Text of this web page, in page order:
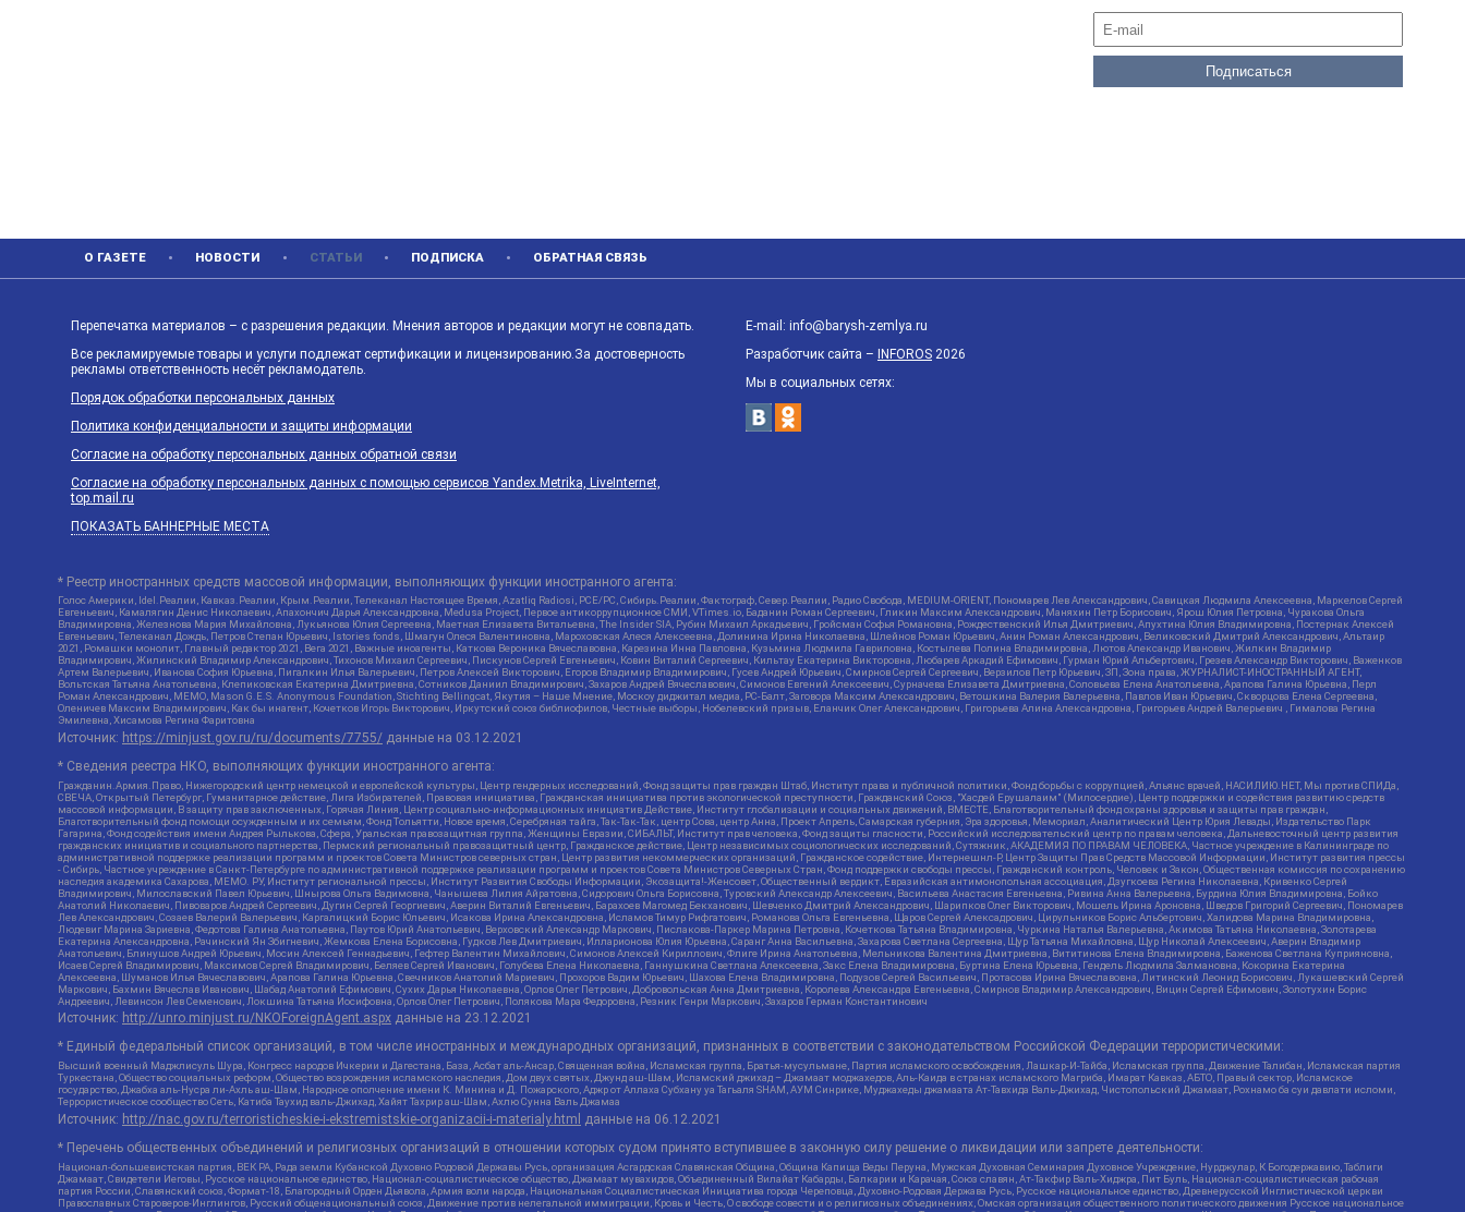
О ГАЗЕТЕ НОВОСТИ СТАТЬИ ПОДПИСКА ОБРАТНАЯ СВЯЗЬ
Перепечатка материалов – с разрешения редакции. Мнения авторов и редакции могут не совпадать.
Все рекламируемые товары и услуги подлежат сертификации и лицензированию.За достоверность
рекламы ответственность несёт рекламодатель.
Порядок обработки персональных данных
Политика конфиденциальности и защиты информации
Согласие на обработку персональных данных обратной связи
Согласие на обработку персональных данных с помощью сервисов Yandex.Metrika, LiveInternet,
top.mail.ru
ПОКАЗАТЬ БАННЕРНЫЕ МЕСТА
E-mail: info@barysh-zemlya.ru
Разработчик сайта – INFOROS 2026
Мы в социальных сетях:
* Реестр иностранных средств массовой информации, выполняющих функции иностранного агента:
Голос Америки, Idel.Реалии, Кавказ.Реалии, Крым.Реалии, Телеканал Настоящее Время, Azatliq Radiosi, PCE/PC, Сибирь.Реалии, Фактограф, Север.Реалии, Радио Свобода, MEDIUM-ORIENT, Пономарев Лев Александрович, Савицкая Людмила Алексеевна, Маркелов Сергей
Евгеньевич, Камалягин Денис Николаевич, Апахончич Дарья Александровна, Medusa Project, Первое антикоррупционное СМИ, VTimes.io, Баданин Роман Сергеевич, Гликин Максим Александрович, Маняхин Петр Борисович, Ярош Юлия Петровна, Чуракова Ольга
Владимировна, Железнова Мария Михайловна, Лукьянова Юлия Сергеевна, Маетная Елизавета Витальевна, The Insider SIA, Рубин Михаил Аркадьевич, Гройсман Софья Романовна, Рождественский Илья Дмитриевич, Апухтина Юлия Владимировна, Постернак Алексей
Евгеньевич, Телеканал Дождь, Петров Степан Юрьевич, Istories fonds, Шмагун Олеся Валентиновна, Мароховская Алеся Алексеевна, Долинина Ирина Николаевна, Шлейнов Роман Юрьевич, Анин Роман Александрович, Великовский Дмитрий Александрович, Альтаир
2021, Ромашки монолит, Главный редактор 2021, Вега 2021, Важные иноагенты, Каткова Вероника Вячеславовна, Карезина Инна Павловна, Кузьмина Людмила Гавриловна, Костылева Полина Владимировна, Лютов Александр Иванович, Жилкин Владимир
Владимирович, Жилинский Владимир Александрович, Тихонов Михаил Сергеевич, Пискунов Сергей Евгеньевич, Ковин Виталий Сергеевич, Кильтау Екатерина Викторовна, Любарев Аркадий Ефимович, Гурман Юрий Альбертович, Грезев Александр Викторович, Важенков
Артем Валерьевич, Иванова София Юрьевна, Пигалкин Илья Валерьевич, Петров Алексей Викторович, Егоров Владимир Владимирович, Гусев Андрей Юрьевич, Смирнов Сергей Сергеевич, Верзилов Петр Юрьевич, ЗП, Зона права, ЖУРНАЛИСТ-ИНОСТРАННЫЙ АГЕНТ,
Вольтская Татьяна Анатольевна, Клепиковская Екатерина Дмитриевна, Сотников Даниил Владимирович, Захаров Андрей Вячеславович, Симонов Евгений Алексеевич, Сурначева Елизавета Дмитриевна, Соловьева Елена Анатольевна, Арапова Галина Юрьевна, Перл
Роман Александрович, МЕМО, Mason G.E.S. Anonymous Foundation, Stichting Bellingcat, Якутия – Наше Мнение, Москоу диджитал медиа, РС-Балт, Заговора Максим Александрович, Ветошкина Валерия Валерьевна, Павлов Иван Юрьевич, Скворцова Елена Сергеевна,
Оленичев Максим Владимирович, Как бы инагент, Кочетков Игорь Викторович, Иркутский союз библиофилов, Честные выборы, Нобелевский призыв, Еланчик Олег Александрович, Григорьева Алина Александровна, Григорьев Андрей Валерьевич , Гималова Регина
Эмилевна, Хисамова Регина Фаритовна
Источник: https://minjust.gov.ru/ru/documents/7755/ данные на 03.12.2021
* Сведения реестра НКО, выполняющих функции иностранного агента:
Гражданин.Армия.Право, Нижегородский центр немецкой и европейской культуры, Центр гендерных исследований, Фонд защиты прав граждан Штаб, Институт права и публичной политики, Фонд борьбы с коррупцией, Альянс врачей, НАСИЛИЮ.НЕТ, Мы против СПИДа,
СВЕЧА, Открытый Петербург, Гуманитарное действие, Лига Избирателей, Правовая инициатива, Гражданская инициатива против экологической преступности, Гражданский Союз, "Хасдей Ерушалаим" (Милосердие), Центр поддержки и содействия развитию средств
массовой информации, В защиту прав заключенных, Горячая Линия, Центр социально-информационных инициатив Действие, Институт глобализации и социальных движений, ВМЕСТЕ, Благотворительный фонд охраны здоровья и защиты прав граждан,
Благотворительный фонд помощи осужденным и их семьям, Фонд Тольятти, Новое время, Серебряная тайга, Так-Так-Так, центр Сова, центр Анна, Проект Апрель, Самарская губерния, Эра здоровья, Мемориал, Аналитический Центр Юрия Левады, Издательство Парк
Гагарина, Фонд содействия имени Андрея Рылькова, Сфера, Уральская правозащитная группа, Женщины Евразии, СИБАЛЬТ, Институт прав человека, Фонд защиты гласности, Российский исследовательский центр по правам человека, Дальневосточный центр развития
гражданских инициатив и социального партнерства, Пермский региональный правозащитный центр, Гражданское действие, Центр независимых социологических исследований, Сутяжник, АКАДЕМИЯ ПО ПРАВАМ ЧЕЛОВЕКА, Частное учреждение в Калининграде по
административной поддержке реализации программ и проектов Совета Министров северных стран, Центр развития некоммерческих организаций, Гражданское содействие, Интернешнл-Р, Центр Защиты Прав Средств Массовой Информации, Институт развития прессы
- Сибирь, Частное учреждение в Санкт-Петербурге по административной поддержке реализации программ и проектов Совета Министров Северных Стран, Фонд поддержки свободы прессы, Гражданский контроль, Человек и Закон, Общественная комиссия по сохранению
наследия академика Сахарова, МЕМО. РУ, Институт региональной прессы, Институт Развития Свободы Информации, Экозащита!-Женсовет, Общественный вердикт, Евразийская антимонопольная ассоциация, Дзугкоева Регина Николаевна, Кривенко Сергей
Владимирович, Милославский Павел Юрьевич, Шнырова Ольга Вадимовна, Чанышева Лилия Айратовна, Сидорович Ольга Борисовна, Туровский Александр Алексеевич, Васильева Анастасия Евгеньевна, Ривина Анна Валерьевна, Бурдина Юлия Владимировна, Бойко
Анатолий Николаевич, Пивоваров Андрей Сергеевич, Дугин Сергей Георгиевич, Аверин Виталий Евгеньевич, Барахоев Магомед Бекханович, Шевченко Дмитрий Александрович, Шарипков Олег Викторович, Мошель Ирина Ароновна, Шведов Григорий Сергеевич, Пономарев
Лев Александрович, Созаев Валерий Валерьевич, Каргалицкий Борис Юльевич, Исакова Ирина Александровна, Исламов Тимур Рифгатович, Романова Ольга Евгеньевна, Щаров Сергей Алексадрович, Цирульников Борис Альбертович, Халидова Марина Владимировна,
Людевиг Марина Зариевна, Федотова Галина Анатольевна, Паутов Юрий Анатольевич, Верховский Александр Маркович, Пислакова-Паркер Марина Петровна, Кочеткова Татьяна Владимировна, Чуркина Наталья Валерьевна, Акимова Татьяна Николаевна, Золотарева
Екатерина Александровна, Рачинский Ян Збигневич, Жемкова Елена Борисовна, Гудков Лев Дмитриевич, Илларионова Юлия Юрьевна, Саранг Анна Васильевна, Захарова Светлана Сергеевна, Щур Татьяна Михайловна, Щур Николай Алексеевич, Аверин Владимир
Анатольевич, Блинушов Андрей Юрьевич, Мосин Алексей Геннадьевич, Гефтер Валентин Михайлович, Симонов Алексей Кириллович, Флиге Ирина Анатольевна, Мельникова Валентина Дмитриевна, Вититинова Елена Владимировна, Баженова Светлана Куприяновна,
Исаев Сергей Владимирович, Максимов Сергей Владимирович, Беляев Сергей Иванович, Голубева Елена Николаевна, Ганнушкина Светлана Алексеевна, Закс Елена Владимировна, Буртина Елена Юрьевна, Гендель Людмила Залмановна, Кокорина Екатерина
Алексеевна, Шуманов Илья Вячеславович, Арапова Галина Юрьевна, Свечников Анатолий Мариевич, Прохоров Вадим Юрьевич, Шахова Елена Владимировна, Подузов Сергей Васильевич, Протасова Ирина Вячеславовна, Литинский Леонид Борисович, Лукашевский Сергей
Маркович, Бахмин Вячеслав Иванович, Шабад Анатолий Ефимович, Сухих Дарья Николаевна, Орлов Олег Петрович, Добровольская Анна Дмитриевна, Королева Александра Евгеньевна, Смирнов Владимир Александрович, Вицин Сергей Ефимович, Золотухин Борис
Андреевич, Левинсон Лев Семенович, Локшина Татьяна Иосифовна, Орлов Олег Петрович, Полякова Мара Федоровна, Резник Генри Маркович, Захаров Герман Константинович
Источник: http://unro.minjust.ru/NKOForeignAgent.aspx данные на 23.12.2021
* Единый федеральный список организаций, в том числе иностранных и международных организаций, признанных в соответствии с законодательством Российской Федерации террористическими:
Высший военный Маджлисуль Шура, Конгресс народов Ичкерии и Дагестана, База, Асбат аль-Ансар, Священная война, Исламская группа, Братья-мусульмане, Партия исламского освобождения, Лашкар-И-Тайба, Исламская группа, Движение Талибан, Исламская партия
Туркестана, Общество социальных реформ, Общество возрождения исламского наследия, Дом двух святых, Джунд аш-Шам, Исламский джихад – Джамаат моджахедов, Аль-Каида в странах исламского Магриба, Имарат Кавказ, АБТО, Правый сектор, Исламское
государство, Джабха аль-Нусра ли-Ахль аш-Шам, Народное ополчение имени К. Минина и Д. Пожарского, Аджр от Аллаха Субхану уа Тагьаля SHAM, АУМ Синрике, Муджахеды джамаата Ат-Тавхида Валь-Джихад, Чистопольский Джамаат, Рохнамо ба суи давлати исломи,
Террористическое сообщество Сеть, Катиба Таухид валь-Джихад, Хайят Тахрир аш-Шам, Ахлю Сунна Валь Джамаа
Источник: http://nac.gov.ru/terroristicheskie-i-ekstremistskie-organizacii-i-materialy.html данные на 06.12.2021
* Перечень общественных объединений и религиозных организаций в отношении которых судом принято вступившее в законную силу решение о ликвидации или запрете деятельности:
Национал-большевистская партия, ВЕК РА, Рада земли Кубанской Духовно Родовой Державы Русь, организация Асгардская Славянская Община, Община Капища Веды Перуна, Мужская Духовная Семинария Духовное Учреждение, Нурджулар, К Богодержавию, Таблиги
Джамаат, Свидетели Иеговы, Русское национальное единство, Национал-социалистическое общество, Джамаат мувахидов, Объединенный Вилайат Кабарды, Балкарии и Карачая, Союз славян, Ат-Такфир Валь-Хиджра, Пит Буль, Национал-социалистическая рабочая
партия России, Славянский союз, Формат-18, Благородный Орден Дьявола, Армия воли народа, Национальная Социалистическая Инициатива города Череповца, Духовно-Родовая Держава Русь, Русское национальное единство, Древнерусской Инглистической церкви
Православных Староверов-Инглингов, Русский общенациональный союз, Движение против нелегальной иммиграции, Кровь и Честь, О свободе совести и о религиозных объединениях, Омская организация общественного политического движения Русское национальное